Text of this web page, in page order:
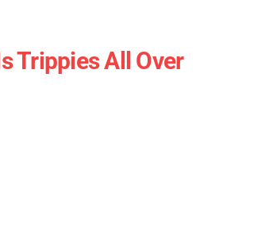
Trippies All Over